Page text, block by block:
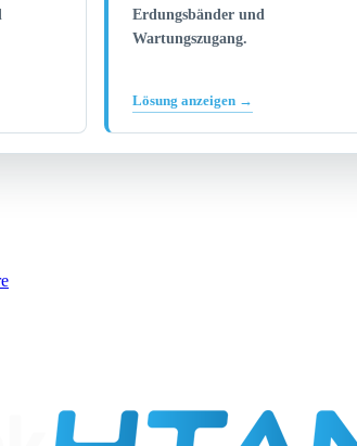
Erdungsbänder und
Wartungszugang.
Lösung anzeigen →